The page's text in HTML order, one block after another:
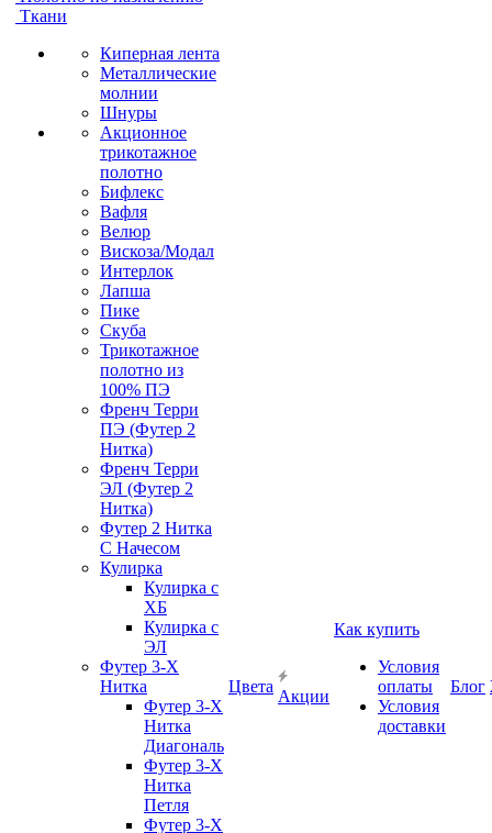
Ткани
Киперная лента
Металлические
молнии
Шнуры
Акционное
трикотажное
полотно
Бифлекс
Вафля
Велюр
Вискоза/Модал
Интерлок
Лапша
Пике
Скуба
Трикотажное
полотно из
100% ПЭ
Френч Терри
ПЭ (Футер 2
Нитка)
Френч Терри
ЭЛ (Футер 2
Нитка)
Футер 2 Нитка
С Начесом
Кулирка
Кулирка с
ХБ
Кулирка с
ЭЛ
Футер 3-Х
Нитка
Футер 3-Х
Нитка
Диагональ
Футер 3-Х
Нитка
Петля
Футер 3-Х
Цвета
Акции
Как купить
Условия
оплаты
Условия
доставки
Блог